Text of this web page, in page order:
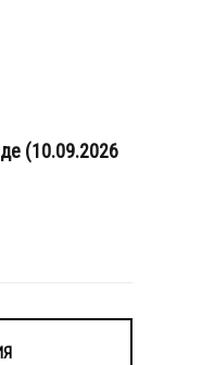
(10.09.2026